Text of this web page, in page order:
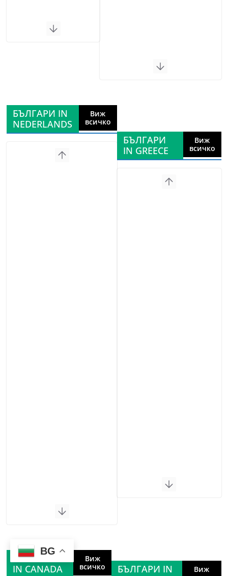
БЪЛГАРИ IN
NEDERLANDS
Виж
всичко
БЪЛГАРИ
IN GREECE
Виж
всичко
БЪЛГАРИ
IN CANADA
Виж
всичко
БЪЛГАРИ IN
Виж
BG